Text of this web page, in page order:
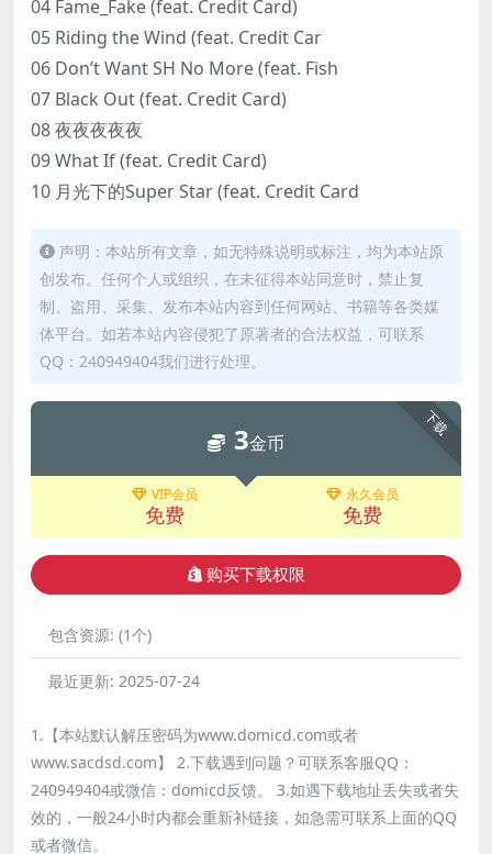
04 Fame_Fake (feat. Credit Card)
05 Riding the Wind (feat. Credit Car
06 Don’t Want SH No More (feat. Fish
07 Black Out (feat. Credit Card)
08 夜夜夜夜夜
09 What If (feat. Credit Card)
10 月光下的Super Star (feat. Credit Card
声明：本站所有文章，如无特殊说明或标注，均为本站原
创发布。任何个人或组织，在未征得本站同意时，禁止复
制、盗用、采集、发布本站内容到任何网站、书籍等各类媒
体平台。如若本站内容侵犯了原著者的合法权益，可联系
QQ：240949404我们进行处理。
下载
3金币
VIP会员
免费
永久会员
免费
购买下载权限
包含资源: (1个)
最近更新: 2025-07-24
1.【本站默认解压密码为www.domicd.com或者
www.sacdsd.com】 2.下载遇到问题？可联系客服QQ：
240949404或微信：domicd反馈。 3.如遇下载地址丢失或者失
效的，一般24小时内都会重新补链接，如急需可联系上面的QQ
或者微信。